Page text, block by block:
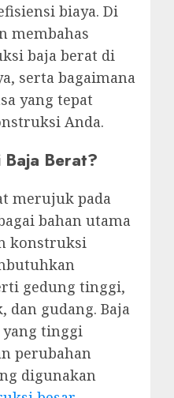
biaya. Di
membahas
baja berat di
serta bagaimana
yang tepat
Anda.
Berat?
merujuk pada
bahan utama
konstruksi
gedung tinggi,
gudang. Baja
tinggi
perubahan
digunakan